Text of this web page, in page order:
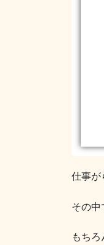
仕事が
その中
もち